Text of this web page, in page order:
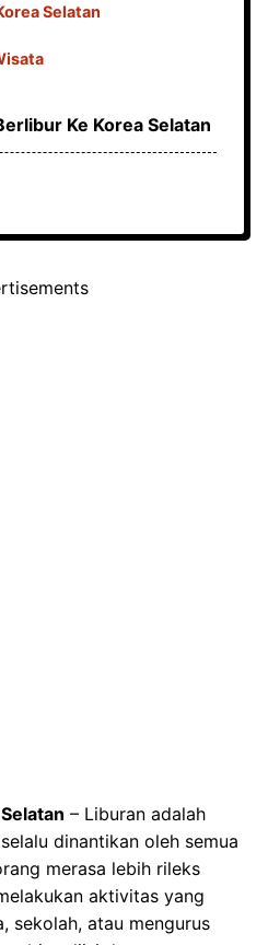
Selatan
Ke Korea Selatan
Selatan – Liburan adalah
dinantikan oleh semua
merasa lebih rileks
aktivitas yang
sekolah, atau mengurus